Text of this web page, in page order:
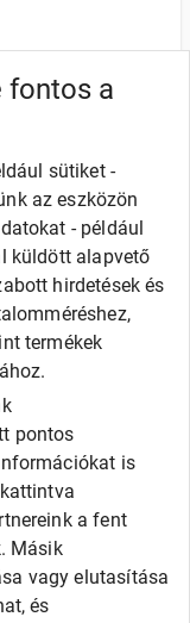
fontos a
sütiket -
az eszközön
- például
küldött alapvető
hirdetések és
termékek
pontos
is
a fent
Másik
vagy elutasítása
és